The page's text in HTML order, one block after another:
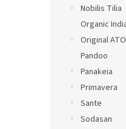
Nobilis Tilia
Organic
Original
Pandoo
Panakeia
Primavera
Sante
Sodasan